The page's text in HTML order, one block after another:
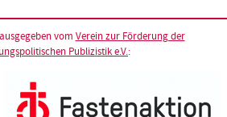
vom Verein zur Förderung der
Publizistik e.V.: